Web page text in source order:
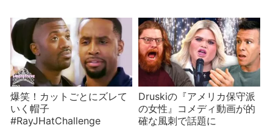
爆笑！カットごとにズレて
いく帽子
#RayJHatChallenge
Druskiの『アメリカ保守派
の女性』コメディ動画が的
確な風刺で話題に